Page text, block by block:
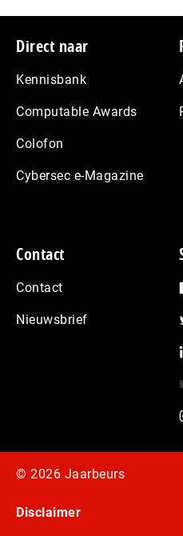
Footer
Direct naar
Kennisbank
Computable Awards
Colofon
Cybersec e-Magazine
Contact
Contact
Nieuwsbrief
© 2026 Jaarbeurs
Disclaimer